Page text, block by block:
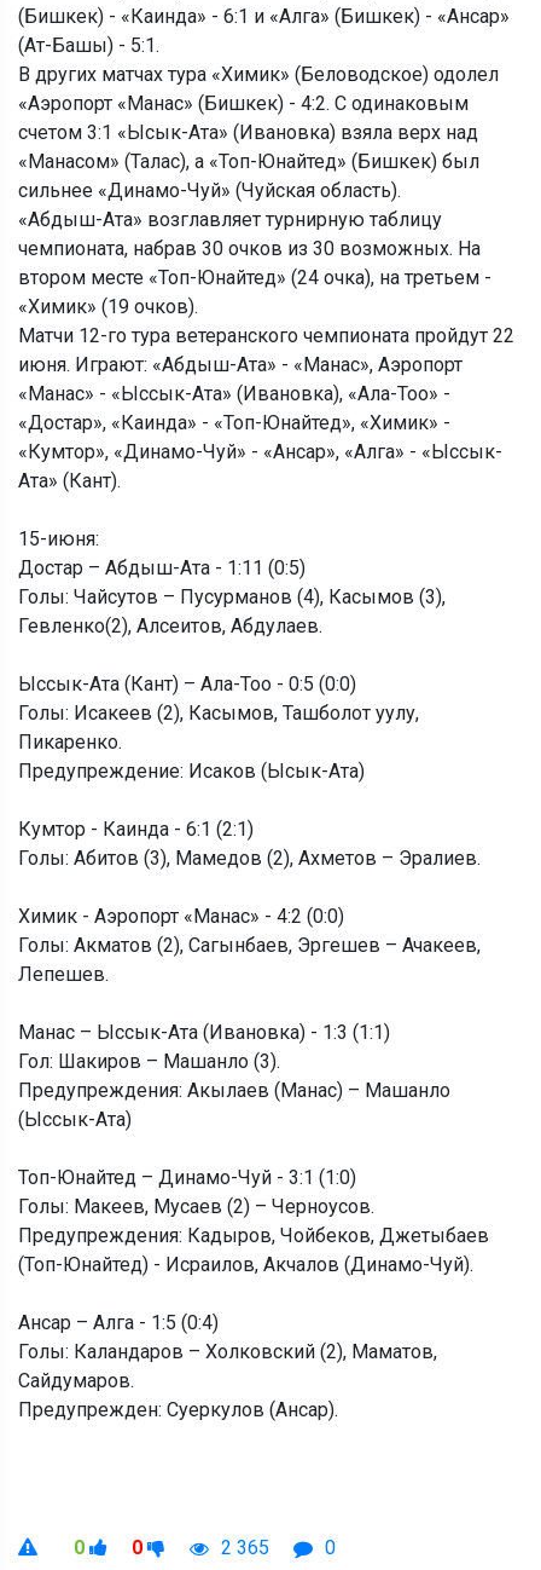
(Бишкек) - «Каинда» - 6:1 и «Алга» (Бишкек) - «Ансар»
(Ат-Башы) - 5:1.
В других матчах тура «Химик» (Беловодское) одолел
«Аэропорт «Манас» (Бишкек) - 4:2. С одинаковым
счетом 3:1 «Ысык-Ата» (Ивановка) взяла верх над
«Манасом» (Талас), а «Топ-Юнайтед» (Бишкек) был
сильнее «Динамо-Чуй» (Чуйская область).
«Абдыш-Ата» возглавляет турнирную таблицу
чемпионата, набрав 30 очков из 30 возможных. На
втором месте «Топ-Юнайтед» (24 очка), на третьем -
«Химик» (19 очков).
Матчи 12-го тура ветеранского чемпионата пройдут 22
июня. Играют: «Абдыш-Ата» - «Манас», Аэропорт
«Манас» - «Ыссык-Ата» (Ивановка), «Ала-Тоо» -
«Достар», «Каинда» - «Топ-Юнайтед», «Химик» -
«Кумтор», «Динамо-Чуй» - «Ансар», «Алга» - «Ыссык-
Ата» (Кант).
15-июня:
Достар – Абдыш-Ата - 1:11 (0:5)
Голы: Чайсутов – Пусурманов (4), Касымов (3),
Гевленко(2), Алсеитов, Абдулаев.
Ыссык-Ата (Кант) – Ала-Тоо - 0:5 (0:0)
Голы: Исакеев (2), Касымов, Ташболот уулу,
Пикаренко.
Предупреждение: Исаков (Ысык-Ата)
Кумтор - Каинда - 6:1 (2:1)
Голы: Абитов (3), Мамедов (2), Ахметов – Эралиев.
Химик - Аэропорт «Манас» - 4:2 (0:0)
Голы: Акматов (2), Сагынбаев, Эргешев – Ачакеев,
Лепешев.
Манас – Ыссык-Ата (Ивановка) - 1:3 (1:1)
Гол: Шакиров – Машанло (3).
Предупреждения: Акылаев (Манас) – Машанло
(Ыссык-Ата)
Топ-Юнайтед – Динамо-Чуй - 3:1 (1:0)
Голы: Макеев, Мусаев (2) – Черноусов.
Предупреждения: Кадыров, Чойбеков, Джетыбаев
(Топ-Юнайтед) - Исраилов, Акчалов (Динамо-Чуй).
Ансар – Алга - 1:5 (0:4)
Голы: Каландаров – Холковский (2), Маматов,
Сайдумаров.
Предупрежден: Суеркулов (Ансар).
0 0 2 365 0